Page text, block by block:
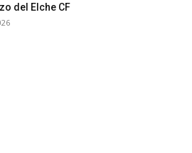
del Elche CF